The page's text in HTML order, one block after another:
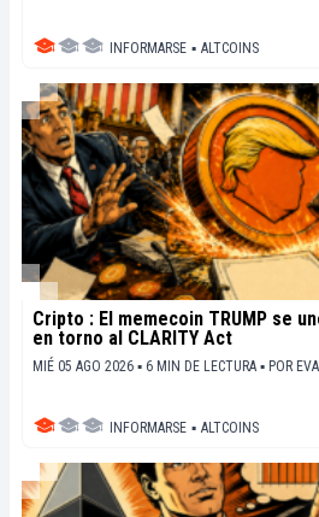
INFORMARSE ▪ ALTCOINS
Cripto : El memecoin TRUMP se
en torno al CLARITY Act
MIÉ 05 AGO 2026 ▪ 6 MIN DE LECTURA ▪ POR
INFORMARSE ▪ ALTCOINS